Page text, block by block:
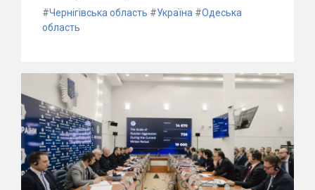
#Чернігівська область #Україна #Одеська
область